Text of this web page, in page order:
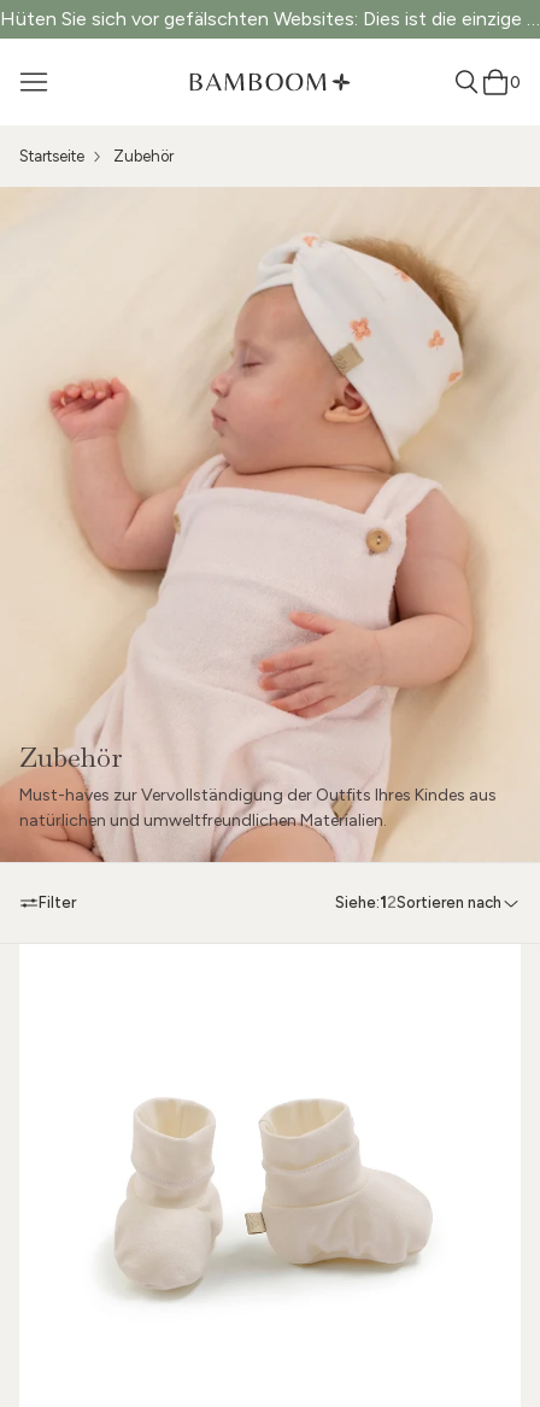
Hüten Sie sich vor gefälschten Websites: Dies ist die einzige offizielle Website.
0
Startseite Zubehör
Zubehör
Must-haves zur Vervollständigung der Outfits Ihres Kindes aus
natürlichen und umweltfreundlichen Materialien.
Filter Siehe:1 2Sortieren nach